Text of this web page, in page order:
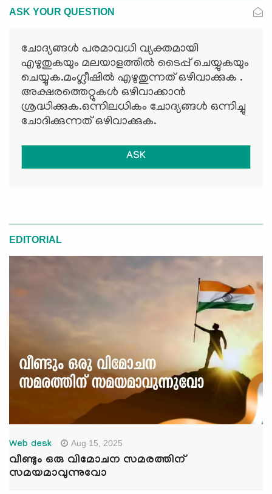
ASK YOUR QUESTION
ചോദ്യങ്ങള്‍ പരമാവധി വ്യക്തമായി
എഴുതുകയും മലയാളത്തില്‍ ടൈപ്പ് ചെയ്യുകയും
ചെയ്യുക.മംഗ്ലീഷില്‍ എഴുതുന്നത് ഒഴിവാക്കുക .
അക്ഷരത്തെറ്റുകള്‍ ഒഴിവാക്കാന്‍
ശ്രദ്ധിക്കുക.ഒന്നിലധികം ചോദ്യങ്ങള്‍ ഒന്നിച്ചു
ചോദിക്കുന്നത് ഒഴിവാക്കുക.
ASK
EDITORIAL
Web desk Aug 15, 2025
വീണ്ടും ഒരു വിമോചന സമരത്തിന്
സമയമാവുന്നുവോ